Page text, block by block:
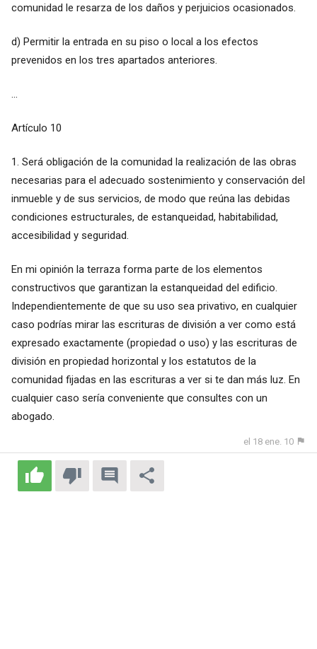
comunidad le resarza de los daños y perjuicios ocasionados.
d) Permitir la entrada en su piso o local a los efectos
prevenidos en los tres apartados anteriores.
Artículo 10
1. Será obligación de la comunidad la realización de las obras
necesarias para el adecuado sostenimiento y conservación del
inmueble y de sus servicios, de modo que reúna las debidas
condiciones estructurales, de estanqueidad, habitabilidad,
accesibilidad y seguridad.
En mi opinión la terraza forma parte de los elementos
constructivos que garantizan la estanqueidad del edificio.
Independientemente de que su uso sea privativo, en cualquier
caso podrías mirar las escrituras de división a ver como está
expresado exactamente (propiedad o uso) y las escrituras de
división en propiedad horizontal y los estatutos de la
comunidad fijadas en las escrituras a ver si te dan más luz. En
cualquier caso sería conveniente que consultes con un
abogado.
el 18 ene. 10